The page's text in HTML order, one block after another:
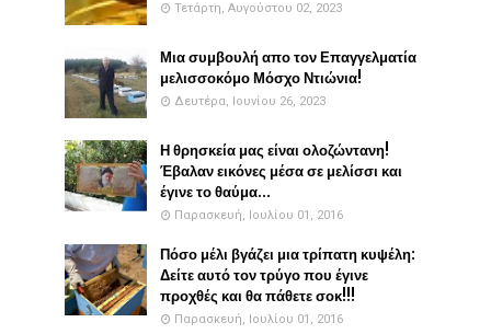
Τετάρτη, Αυγούστου 02, 2023
Μια συμβουλή απο τον Επαγγελματία
μελισσοκόμο Μόσχο Ντιώνια!
Δευτέρα, Ιουνίου 26, 2023
Η θρησκεία μας είναι ολοζώντανη!
Έβαλαν εικόνες μέσα σε μελίσσι και
έγινε το θαύμα...
Παρασκευή, Ιουλίου 01, 2016
Πόσο μέλι βγάζει μια τρίπατη κυψέλη:
Δείτε αυτό τον τρύγο που έγινε
προχθές και θα πάθετε σοκ!!!
Παρασκευή, Ιουλίου 01, 2016